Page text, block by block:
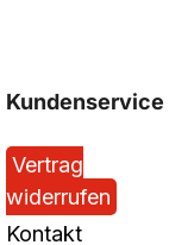
Kundenservice
Vertrag
widerrufen
Kontakt